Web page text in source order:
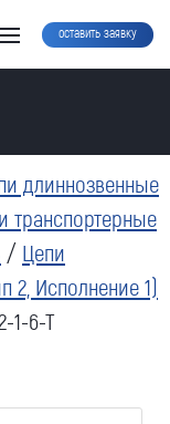
оставить заявку
длиннозвенные
транспортерные
/ Цепи
2, Исполнение 1)
1-6-Т